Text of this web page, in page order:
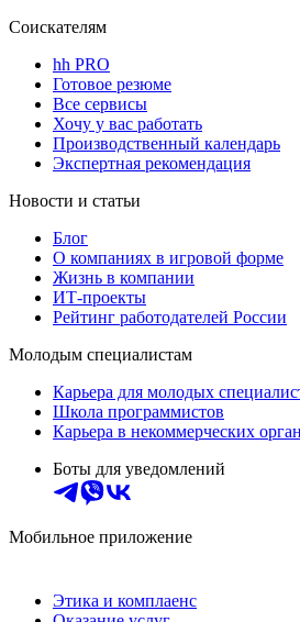
Соискателям
hh PRO
Готовое резюме
Все сервисы
Хочу у вас работать
Производственный календарь
Экспертная рекомендация
Новости и статьи
Блог
О компаниях в игровой форме
Жизнь в компании
ИТ-проекты
Рейтинг работодателей России
Молодым специалистам
Карьера для молодых
Школа программистов
Карьера в некоммерческих
Боты для уведомлений
Мобильное приложение
Этика и комплаенс